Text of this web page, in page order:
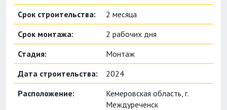
Срок строительства:
2 месяца
Срок монтажа:
2 рабочих дня
Стадия:
Монтаж
Дата строительства:
2024
Расположение:
Кемеровская область, г.
Междуреченск